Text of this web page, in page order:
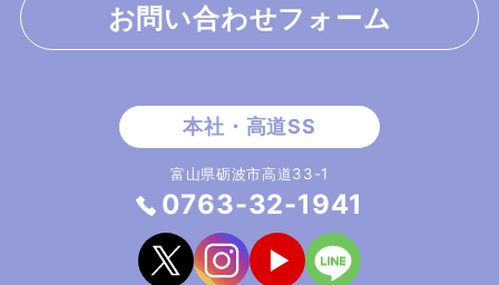
お問い合わせフォーム
富山県砺波市高道33-1
0763-32-1941